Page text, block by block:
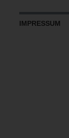
IMPRESSUM